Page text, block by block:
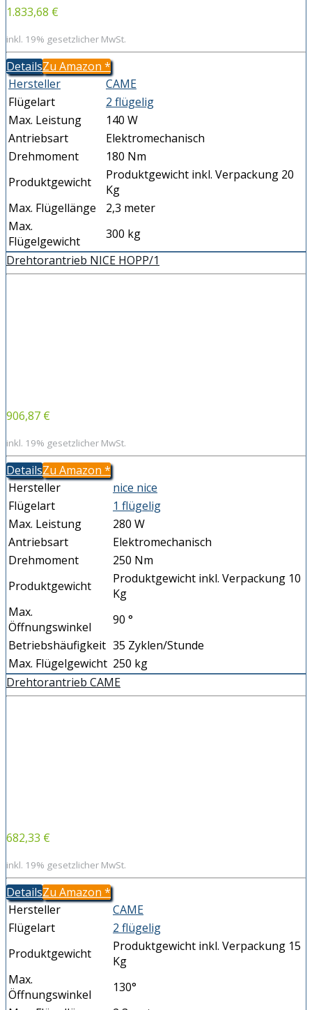
1.833,68 €
inkl. 19% gesetzlicher MwSt.
DetailsZu Amazon *
Hersteller
CAME
Flügelart
2 flügelig
Max. Leistung
140 W
Antriebsart
Elektromechanisch
Drehmoment
180 Nm
Produktgewicht
Produktgewicht inkl. Verpackung 20
Kg
Max. Flügellänge
2,3 meter
Max.
Flügelgewicht
300 kg
Drehtorantrieb NICE HOPP/1
906,87 €
inkl. 19% gesetzlicher MwSt.
DetailsZu Amazon *
Hersteller
nice nice
Flügelart
1 flügelig
Max. Leistung
280 W
Antriebsart
Elektromechanisch
Drehmoment
250 Nm
Produktgewicht
Produktgewicht inkl. Verpackung 10
Kg
Max.
Öffnungswinkel
90 °
Betriebshäufigkeit 35 Zyklen/Stunde
Max. Flügelgewicht 250 kg
Drehtorantrieb CAME
682,33 €
inkl. 19% gesetzlicher MwSt.
DetailsZu Amazon *
Hersteller
CAME
Flügelart
2 flügelig
Produktgewicht
Produktgewicht inkl. Verpackung 15
Kg
Max.
Öffnungswinkel
130°